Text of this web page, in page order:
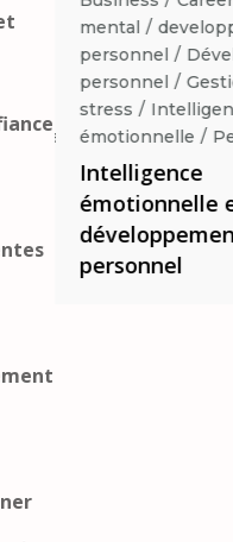
relaxation
mental
personnel
personnel
stress
émotionnelle
Intelligence
émotionnelle
personnel